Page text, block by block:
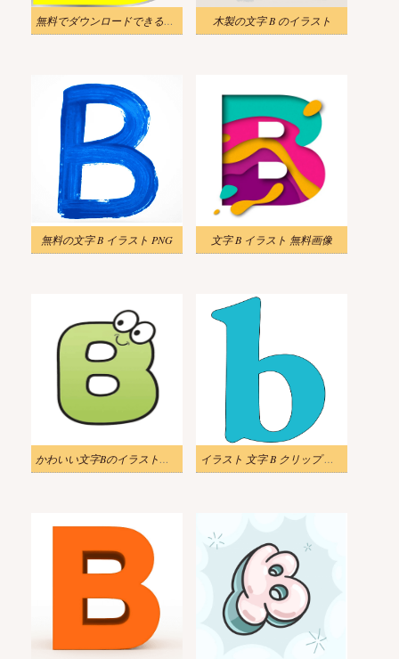
無料でダウンロードできる文字Bのイラスト 木製の文字 B のイラスト
無料の文字 B イラスト PNG 文字 B イラスト 無料画像
かわいい文字Bのイラスト無料 イラスト 文字 B クリップ アート画像